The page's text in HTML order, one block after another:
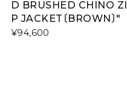
D BRUSHED CHINO ZI
P JACKET〔BROWN〕"
¥94,600